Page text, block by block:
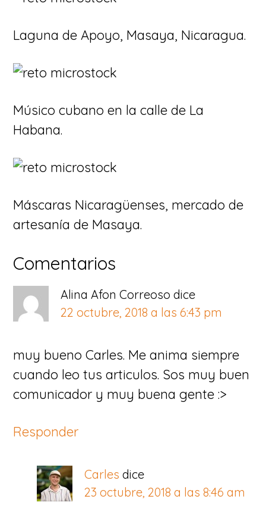
Laguna de Apoyo, Masaya, Nicaragua.
Músico cubano en la calle de La
Habana.
Máscaras Nicaragüenses, mercado de
artesanía de Masaya.
Interacciones
con
los
Comentarios
Alina Afon Correoso dice
22 octubre, 2018 a las 6:43 pm
muy bueno Carles. Me anima siempre
cuando leo tus articulos. Sos muy buen
comunicador y muy buena gente :>
Responder
Carles dice
23 octubre, 2018 a las 8:46 am